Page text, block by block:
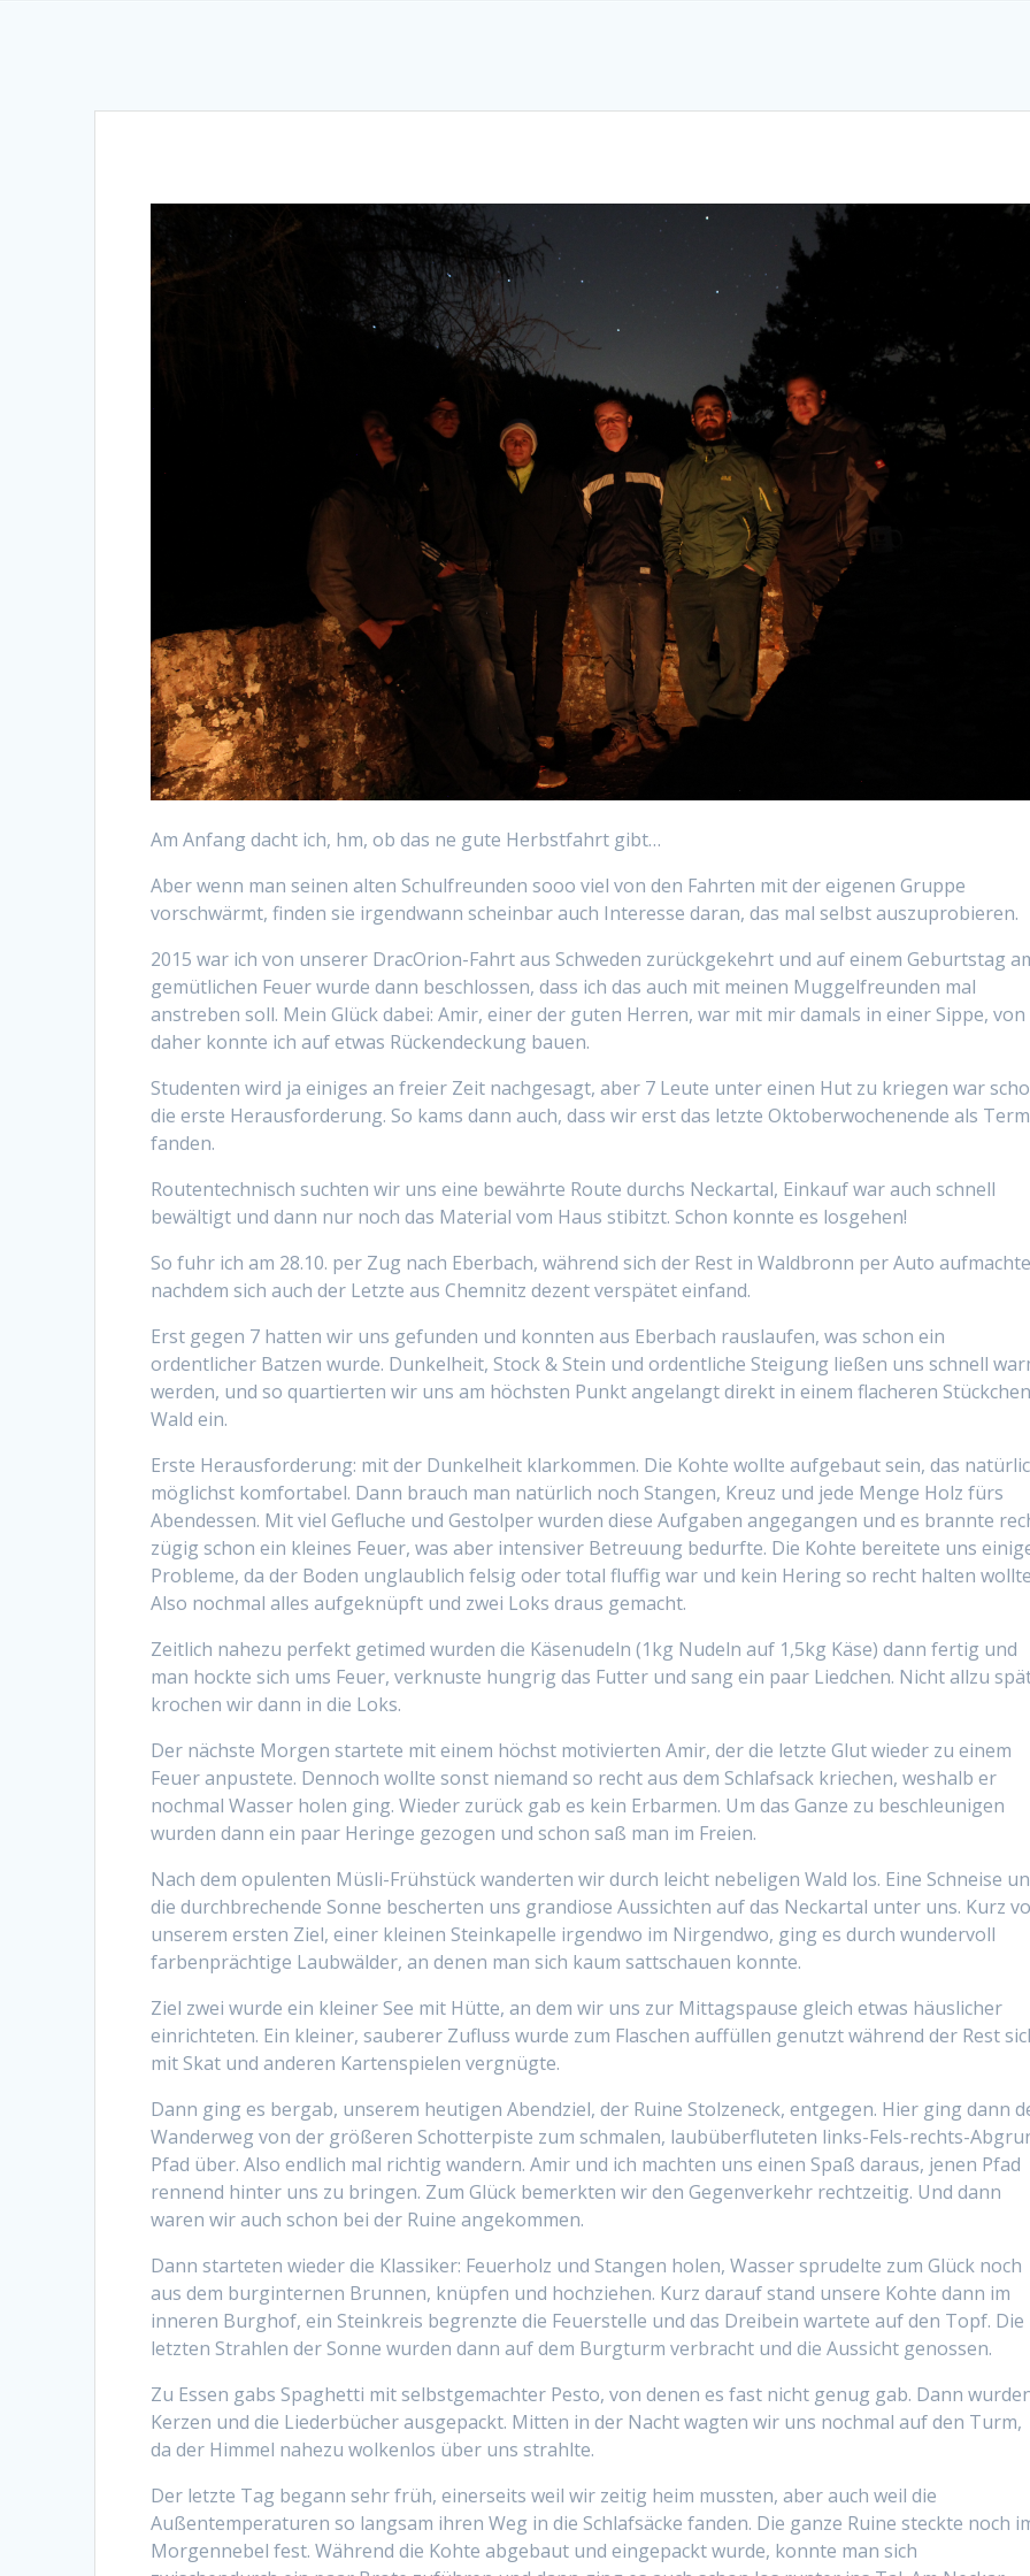
Am Anfang dacht ich, hm, ob das ne gute Herbstfahrt gibt…
Aber wenn man seinen alten Schulfreunden sooo viel von den Fahrten mit der eigenen Gruppe
vorschwärmt, finden sie irgendwann scheinbar auch Interesse daran, das mal selbst auszuprobieren.
2015 war ich von unserer DracOrion-Fahrt aus Schweden zurückgekehrt und auf einem Geburtstag
gemütlichen Feuer wurde dann beschlossen, dass ich das auch mit meinen Muggelfreunden mal
anstreben soll. Mein Glück dabei: Amir, einer der guten Herren, war mit mir damals in einer Sippe, von
daher konnte ich auf etwas Rückendeckung bauen.
Studenten wird ja einiges an freier Zeit nachgesagt, aber 7 Leute unter einen Hut zu kriegen war
die erste Herausforderung. So kams dann auch, dass wir erst das letzte Oktoberwochenende als
fanden.
Routentechnisch suchten wir uns eine bewährte Route durchs Neckartal, Einkauf war auch schnell
bewältigt und dann nur noch das Material vom Haus stibitzt. Schon konnte es losgehen!
So fuhr ich am 28.10. per Zug nach Eberbach, während sich der Rest in Waldbronn per Auto
nachdem sich auch der Letzte aus Chemnitz dezent verspätet einfand.
Erst gegen 7 hatten wir uns gefunden und konnten aus Eberbach rauslaufen, was schon ein
ordentlicher Batzen wurde. Dunkelheit, Stock & Stein und ordentliche Steigung ließen uns schnell
werden, und so quartierten wir uns am höchsten Punkt angelangt direkt in einem flacheren
Wald ein.
Erste Herausforderung: mit der Dunkelheit klarkommen. Die Kohte wollte aufgebaut sein, das
möglichst komfortabel. Dann brauch man natürlich noch Stangen, Kreuz und jede Menge Holz fürs
Abendessen. Mit viel Gefluche und Gestolper wurden diese Aufgaben angegangen und es brannte
zügig schon ein kleines Feuer, was aber intensiver Betreuung bedurfte. Die Kohte bereitete uns
Probleme, da der Boden unglaublich felsig oder total fluffig war und kein Hering so recht halten
Also nochmal alles aufgeknüpft und zwei Loks draus gemacht.
Zeitlich nahezu perfekt getimed wurden die Käsenudeln (1kg Nudeln auf 1,5kg Käse) dann fertig und
man hockte sich ums Feuer, verknuste hungrig das Futter und sang ein paar Liedchen. Nicht allzu
krochen wir dann in die Loks.
Der nächste Morgen startete mit einem höchst motivierten Amir, der die letzte Glut wieder zu einem
Feuer anpustete. Dennoch wollte sonst niemand so recht aus dem Schlafsack kriechen, weshalb er
nochmal Wasser holen ging. Wieder zurück gab es kein Erbarmen. Um das Ganze zu beschleunigen
wurden dann ein paar Heringe gezogen und schon saß man im Freien.
Nach dem opulenten Müsli-Frühstück wanderten wir durch leicht nebeligen Wald los. Eine Schneise
die durchbrechende Sonne bescherten uns grandiose Aussichten auf das Neckartal unter uns. Kurz
unserem ersten Ziel, einer kleinen Steinkapelle irgendwo im Nirgendwo, ging es durch wundervoll
farbenprächtige Laubwälder, an denen man sich kaum sattschauen konnte.
Ziel zwei wurde ein kleiner See mit Hütte, an dem wir uns zur Mittagspause gleich etwas häuslicher
einrichteten. Ein kleiner, sauberer Zufluss wurde zum Flaschen auffüllen genutzt während der Rest
mit Skat und anderen Kartenspielen vergnügte.
Dann ging es bergab, unserem heutigen Abendziel, der Ruine Stolzeneck, entgegen. Hier ging dann
Wanderweg von der größeren Schotterpiste zum schmalen, laubüberfluteten links-Fels-rechts-
Pfad über. Also endlich mal richtig wandern. Amir und ich machten uns einen Spaß daraus, jenen Pfad
rennend hinter uns zu bringen. Zum Glück bemerkten wir den Gegenverkehr rechtzeitig. Und dann
waren wir auch schon bei der Ruine angekommen.
Dann starteten wieder die Klassiker: Feuerholz und Stangen holen, Wasser sprudelte zum Glück noch
aus dem burginternen Brunnen, knüpfen und hochziehen. Kurz darauf stand unsere Kohte dann im
inneren Burghof, ein Steinkreis begrenzte die Feuerstelle und das Dreibein wartete auf den Topf. Die
letzten Strahlen der Sonne wurden dann auf dem Burgturm verbracht und die Aussicht genossen.
Zu Essen gabs Spaghetti mit selbstgemachter Pesto, von denen es fast nicht genug gab. Dann
Kerzen und die Liederbücher ausgepackt. Mitten in der Nacht wagten wir uns nochmal auf den Turm,
da der Himmel nahezu wolkenlos über uns strahlte.
Der letzte Tag begann sehr früh, einerseits weil wir zeitig heim mussten, aber auch weil die
Außentemperaturen so langsam ihren Weg in die Schlafsäcke fanden. Die ganze Ruine steckte noch
Morgennebel fest. Während die Kohte abgebaut und eingepackt wurde, konnte man sich